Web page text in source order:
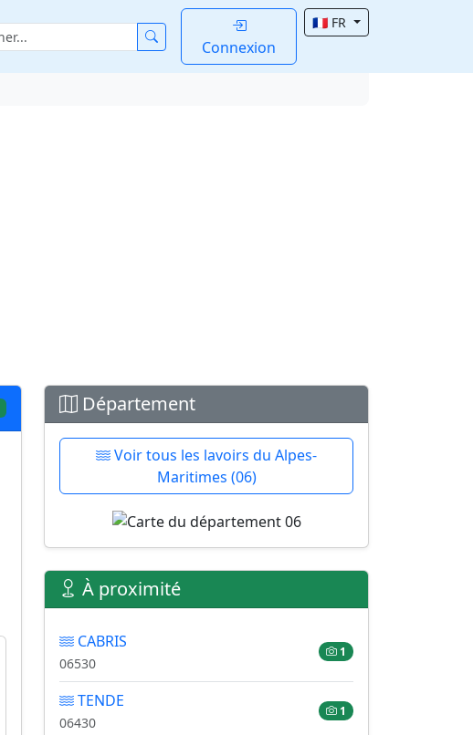
Connexion
🇫🇷 FR
Département
Voir tous les lavoirs du Alpes-
Maritimes (06)
À proximité
CABRIS
06530
1
TENDE
06430
1